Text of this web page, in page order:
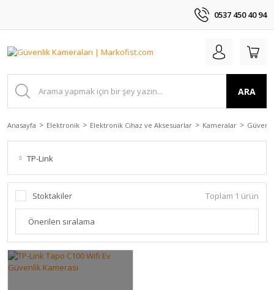
0537 450 40 94
ARA
Anasayfa Elektronik Elektronik Cihaz ve Aksesuarlar Kameralar
TP-Link
Stoktakiler Toplam 1 ürün